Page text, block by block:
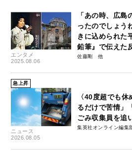
エンタメ
2025.08.06
「あの時、広
ったのでしょう
きに込められた
鉛筆』で伝えた
佐藤剛
急上昇
ニュース
2026.08.05
〈40度超でも
るだけで苦情」
ごみ収集員を追
集英社オンライン編集